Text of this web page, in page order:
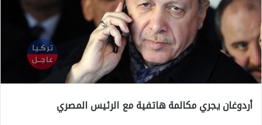
أردوغان يجري مكالمة هاتفية مع الرئيس المصري